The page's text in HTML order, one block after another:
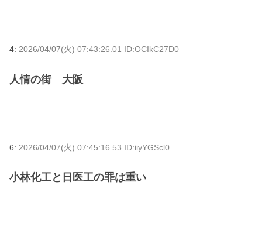
4: 2026/04/07(火) 07:43:26.01 ID:OCIkC27D0
人情の街 大阪
6: 2026/04/07(火) 07:45:16.53 ID:iiyYGScl0
小林化工と日医工の罪は重い